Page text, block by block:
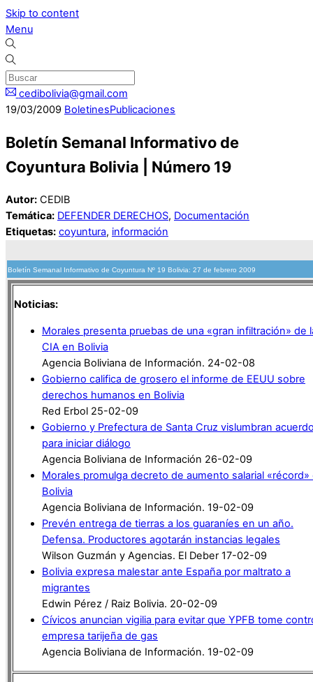
Skip to content
Menu
cedibolivia@gmail.com
19/03/2009 BoletinesPublicaciones
Boletín Semanal Informativo de
Coyuntura Bolivia | Número 19
Autor: CEDIB
Temática: DEFENDER DERECHOS, Documentación
Etiquetas: coyuntura, información
Boletín Semanal Informativo de Coyuntura Nº 19 Bolivia: 27 de febrero 2009
Noticias:
Morales presenta pruebas de una «gran infiltración» de
CIA en Bolivia
Agencia Boliviana de Información. 24-02-08
Gobierno califica de grosero el informe de EEUU sobre
derechos humanos en Bolivia
Red Erbol 25-02-09
Gobierno y Prefectura de Santa Cruz vislumbran
para iniciar diálogo
Agencia Boliviana de Información 26-02-09
Morales promulga decreto de aumento salarial «récord»
Bolivia
Agencia Boliviana de Información. 19-02-09
Prevén entrega de tierras a los guaraníes en un año.
Defensa. Productores agotarán instancias legales
Wilson Guzmán y Agencias. El Deber 17-02-09
Bolivia expresa malestar ante España por maltrato a
migrantes
Edwin Pérez / Raiz Bolivia. 20-02-09
Cívicos anuncian vigilia para evitar que YPFB tome
empresa tarijeña de gas
Agencia Boliviana de Información. 19-02-09